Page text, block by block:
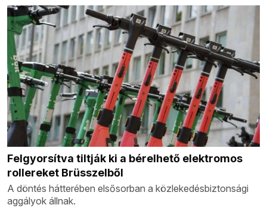
Felgyorsítva tiltják ki a bérelhető elektromos
rollereket Brüsszelből
A döntés hátterében elsősorban a közlekedésbiztonsági
aggályok állnak.